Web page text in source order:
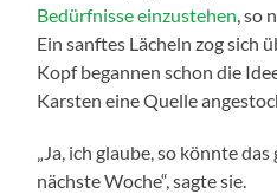
Bedürfnisse einzustehen, so
Ein sanftes Lächeln zog sich
Kopf begannen schon die
Karsten eine Quelle
„Ja, ich glaube, so könnte
nächste Woche“, sagte sie.